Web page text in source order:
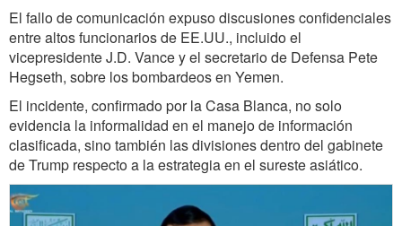
El fallo de comunicación expuso discusiones confidenciales
entre altos funcionarios de EE.UU., incluido el
vicepresidente J.D. Vance y el secretario de Defensa Pete
Hegseth, sobre los bombardeos en Yemen.
El incidente, confirmado por la Casa Blanca, no solo
evidencia la informalidad en el manejo de información
clasificada, sino también las divisiones dentro del gabinete
de Trump respecto a la estrategia en el sureste asiático.